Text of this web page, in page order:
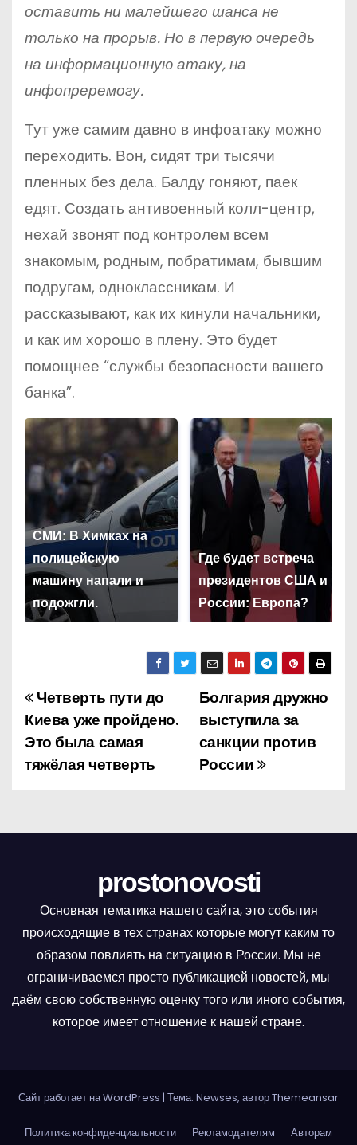
оставить ни малейшего шанса не
только на прорыв. Но в первую очередь
на информационную атаку, на
инфопреремогу.
Тут уже самим давно в инфоатаку можно
переходить. Вон, сидят три тысячи
пленных без дела. Балду гоняют, паек
едят. Создать антивоенный колл-центр,
нехай звонят под контролем всем
знакомым, родным, побратимам, бывшим
подругам, одноклассникам. И
рассказывают, как их кинули начальники,
и как им хорошо в плену. Это будет
помощнее “службы безопасности вашего
банка”.
СМИ: В Химках на
полицейскую
машину напали и
подожгли.
Где будет встреча
президентов США и
России: Европа?
Н
а
в
г
и
я
п
а
п
Болгария дружно
выступила за
санкции против
России
Четверть пути до
Киева уже пройдено.
Это была самая
тяжёлая четверть
prostonovosti
Основная тематика нашего сайта, это события
происходящие в тех странах которые могут каким то
образом повлиять на ситуацию в России. Мы не
ограничиваемся просто публикацией новостей, мы
даём свою собственную оценку того или иного события,
которое имеет отношение к нашей стране.
Сайт работает на WordPress | Тема: Newses, авторThemeansar
Политика конфиденциальности Рекламодателям Авторам